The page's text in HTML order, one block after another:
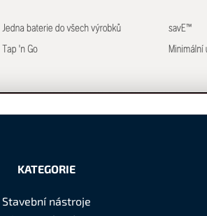
KATEGORIE
Stavební nástroje